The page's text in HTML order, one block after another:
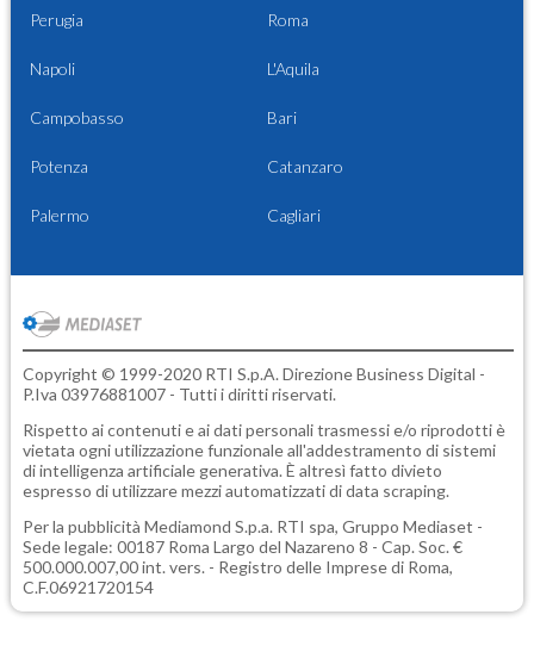
Perugia Roma
Napoli L'Aquila
Campobasso Bari
Potenza Catanzaro
Palermo Cagliari
Copyright © 1999-2020 RTI S.p.A. Direzione Business Digital -
P.Iva 03976881007 - Tutti i diritti riservati.
Rispetto ai contenuti e ai dati personali trasmessi e/o riprodotti è
vietata ogni utilizzazione funzionale all'addestramento di sistemi
di intelligenza artificiale generativa. È altresì fatto divieto
espresso di utilizzare mezzi automatizzati di data scraping.
Per la pubblicità Mediamond S.p.a. RTI spa, Gruppo Mediaset -
Sede legale: 00187 Roma Largo del Nazareno 8 - Cap. Soc. €
500.000.007,00 int. vers. - Registro delle Imprese di Roma,
C.F.06921720154